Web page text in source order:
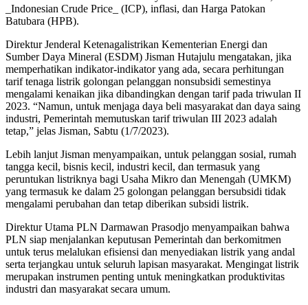
_Indonesian Crude Price_ (ICP), inflasi, dan Harga Patokan
Batubara (HPB).
Direktur Jenderal Ketenagalistrikan Kementerian Energi dan
Sumber Daya Mineral (ESDM) Jisman Hutajulu mengatakan, jika
memperhatikan indikator-indikator yang ada, secara perhitungan
tarif tenaga listrik golongan pelanggan nonsubsidi semestinya
mengalami kenaikan jika dibandingkan dengan tarif pada triwulan II
2023. “Namun, untuk menjaga daya beli masyarakat dan daya saing
industri, Pemerintah memutuskan tarif triwulan III 2023 adalah
tetap,” jelas Jisman, Sabtu (1/7/2023).
Lebih lanjut Jisman menyampaikan, untuk pelanggan sosial, rumah
tangga kecil, bisnis kecil, industri kecil, dan termasuk yang
peruntukan listriknya bagi Usaha Mikro dan Menengah (UMKM)
yang termasuk ke dalam 25 golongan pelanggan bersubsidi tidak
mengalami perubahan dan tetap diberikan subsidi listrik.
Direktur Utama PLN Darmawan Prasodjo menyampaikan bahwa
PLN siap menjalankan keputusan Pemerintah dan berkomitmen
untuk terus melalukan efisiensi dan menyediakan listrik yang andal
serta terjangkau untuk seluruh lapisan masyarakat. Mengingat listrik
merupakan instrumen penting untuk meningkatkan produktivitas
industri dan masyarakat secara umum.